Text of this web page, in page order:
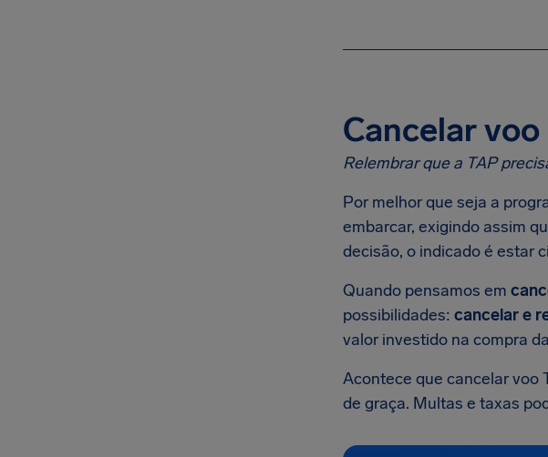
Cancelar
Relembrar que a TAP
Por melhor que seja a
embarcar, exigindo assim
decisão, o indicado é estar
Quando pensamos em
possibilidades: cancelar e
valor investido na compra
Acontece que cancelar
de graça. Multas e taxas